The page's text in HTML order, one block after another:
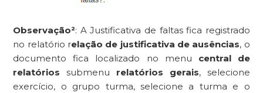
Observação²: A Justificativa de faltas fica registrado
no relatório relação de justificativa de ausências, o
documento fica localizado no menu central de
relatórios submenu relatórios gerais, selecione
exercício, o grupo turma, selecione a turma e o